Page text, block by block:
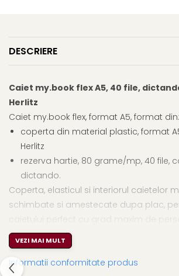
Panini
World Cup 2026
Pilot
Precision
DESCRIERE
Caiet my.book flex A5, 40 file,
Herlitz
Caiet my.book flex, format A5, format din:
coperta din material plastic, format
Herlitz
rezerva hartie, 80 grame/mp, 40 file,
dictando.
Coperta, elasticul si interiorul caietelor
schimbate si amestecate dupa plac,
caietului perfect cu grad maxim de
VEZI MAI MULT
Informatii conformitate produs